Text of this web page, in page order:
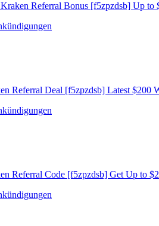
Referral Bonus [f5zpzdsb] Up to
Referral Deal [f5zpzdsb] Latest $200
Referral Code [f5zpzdsb] Get Up to